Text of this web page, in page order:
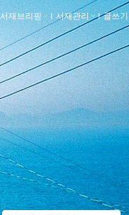
서재브리핑 ｌ 서재관리 ｌ글쓰기